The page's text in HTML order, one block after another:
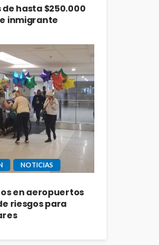
de hasta $250.000
inmigrante
NOTICIAS
en aeropuertos
riesgos para